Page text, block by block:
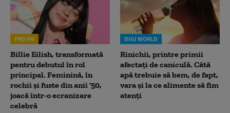
PRO FM
Billie Eilish, transformată
pentru debutul în rol
principal. Feminină, în
rochii și fuste din anii '50,
joacă într-o ecranizare
celebră
DIGI WORLD
Rinichii, printre primii
afectați de caniculă. Câtă
apă trebuie să bem, de fapt,
vara și la ce alimente să fim
atenți